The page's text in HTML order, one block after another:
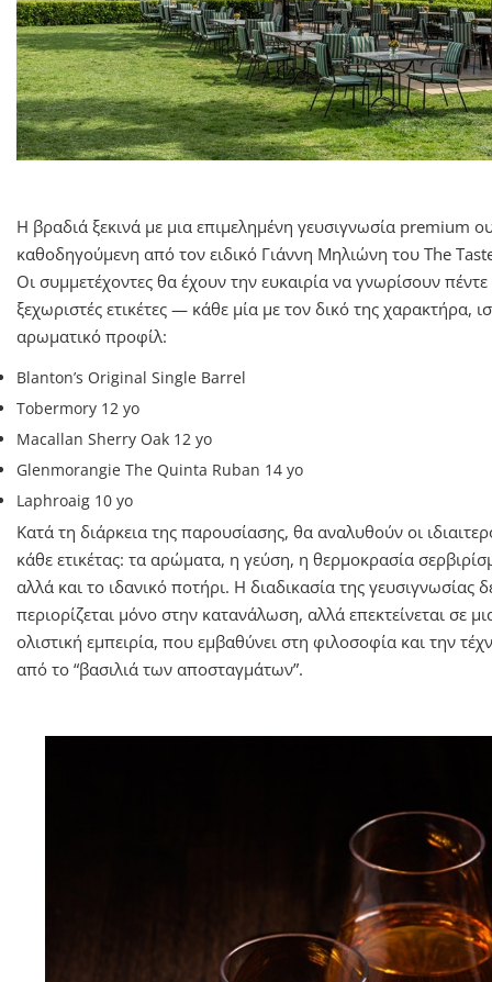
Η βραδιά ξεκινά με μια επιμελημένη γευσιγνωσία premium
καθοδηγούμενη από τον ειδικό Γιάννη Μηλιώνη του The
Οι συμμετέχοντες θα έχουν την ευκαιρία να γνωρίσουν πέντε
ξεχωριστές ετικέτες — κάθε μία με τον δικό της χαρακτήρα,
αρωματικό προφίλ:
Blanton’s Original Single Barrel
Tobermory 12 yo
Macallan Sherry Oak 12 yo
Glenmorangie The Quinta Ruban 14 yo
Laphroaig 10 yo
Κατά τη διάρκεια της παρουσίασης, θα αναλυθούν οι
κάθε ετικέτας: τα αρώματα, η γεύση, η θερμοκρασία
αλλά και το ιδανικό ποτήρι. Η διαδικασία της γευσιγνωσίας
περιορίζεται μόνο στην κατανάλωση, αλλά επεκτείνεται σε
ολιστική εμπειρία, που εμβαθύνει στη φιλοσοφία και την
από το “βασιλιά των αποσταγμάτων”.